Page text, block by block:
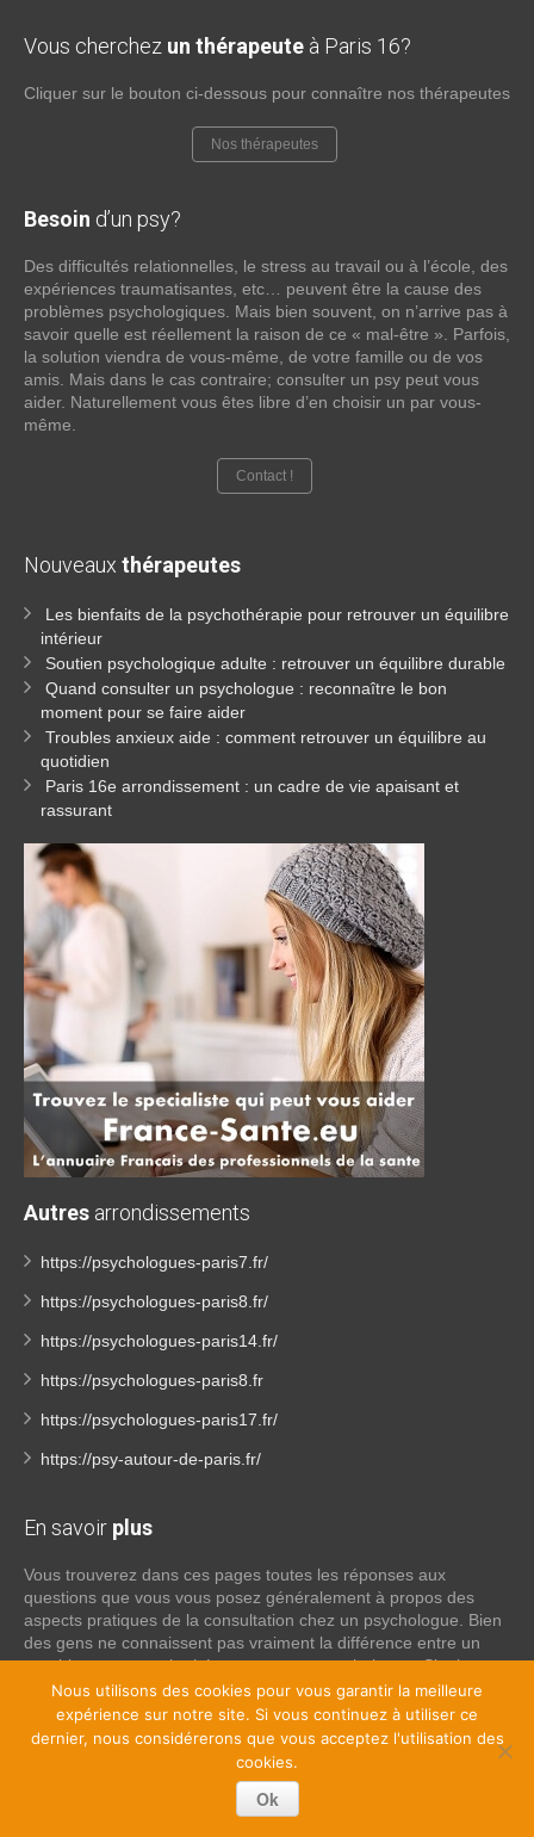
Vous cherchez un thérapeute à Paris 16?
Cliquer sur le bouton ci-dessous pour connaître nos thérapeutes
Nos thérapeutes
Besoin d’un psy?
Des difficultés relationnelles, le stress au travail ou à l’école, des
expériences traumatisantes, etc… peuvent être la cause des
problèmes psychologiques. Mais bien souvent, on n’arrive pas à
savoir quelle est réellement la raison de ce « mal-être ». Parfois,
la solution viendra de vous-même, de votre famille ou de vos
amis. Mais dans le cas contraire; consulter un psy peut vous
aider. Naturellement vous êtes libre d’en choisir un par vous-
même.
Contact !
Nouveaux thérapeutes
Les bienfaits de la psychothérapie pour retrouver un équilibre
intérieur
Soutien psychologique adulte : retrouver un équilibre durable
Quand consulter un psychologue : reconnaître le bon
moment pour se faire aider
Troubles anxieux aide : comment retrouver un équilibre au
quotidien
Paris 16e arrondissement : un cadre de vie apaisant et
rassurant
Autres arrondissements
https://psychologues-paris7.fr/
https://psychologues-paris8.fr/
https://psychologues-paris14.fr/
https://psychologues-paris8.fr
https://psychologues-paris17.fr/
https://psy-autour-de-paris.fr/
En savoir plus
Vous trouverez dans ces pages toutes les réponses aux
questions que vous vous posez généralement à propos des
aspects pratiques de la consultation chez un psychologue. Bien
des gens ne connaissent pas vraiment la différence entre un
psychiatre, un psychothérapeute et un psychologue. Si tel est
votre cas, voici quelques définitions qui devraient clarifier les
choses, n’hésitez pas à nous contacter:
Lire la suite
Nous utilisons des cookies pour vous garantir la meilleure
expérience sur notre site. Si vous continuez à utiliser ce
dernier, nous considérerons que vous acceptez l'utilisation des
cookies.
Ok